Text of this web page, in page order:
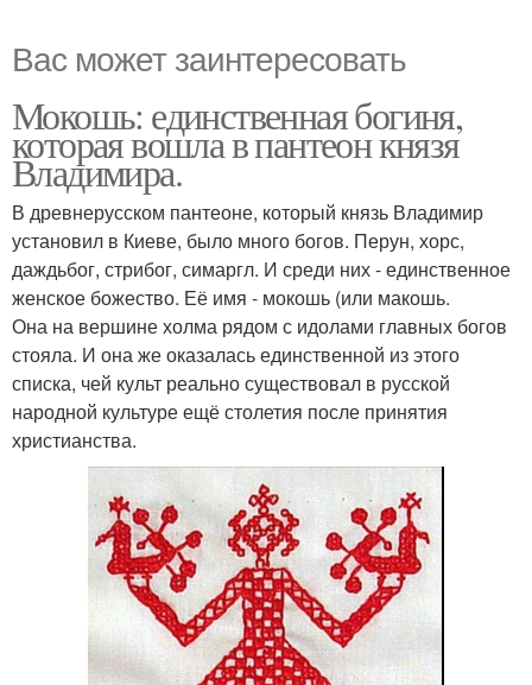
Вас может заинтересовать
Мокошь: единственная богиня,
которая вошла в пантеон князя
Владимира.
В древнерусском пантеоне, который князь Владимир
установил в Киеве, было много богов. Перун, хорс,
даждьбог, стрибог, симаргл. И среди них - единственное
женское божество. Её имя - мокошь (или макошь.
Она на вершине холма рядом с идолами главных богов
стояла. И она же оказалась единственной из этого
списка, чей культ реально существовал в русской
народной культуре ещё столетия после принятия
христианства.